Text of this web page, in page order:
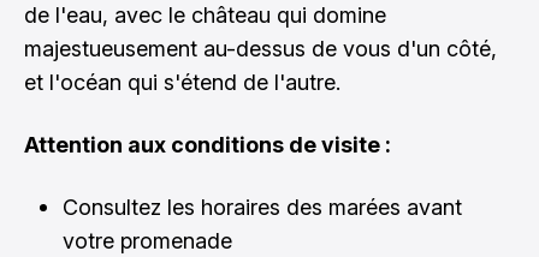
de l'eau, avec le château qui domine
majestueusement au-dessus de vous d'un côté,
et l'océan qui s'étend de l'autre.
Attention aux conditions de visite :
Consultez les horaires des marées avant
votre promenade